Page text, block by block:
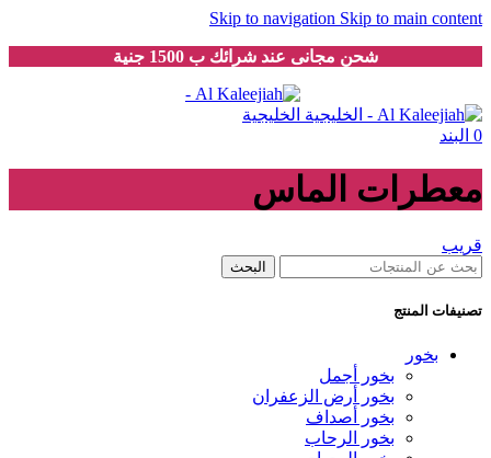
Skip to navigation Skip to main content
شحن مجانى عند شرائك ب 1500 جنية
0 البند
معطرات الماس
قريب
البحث
تصنيفات المنتج
بخور
بخور أجمل
بخور أرض الزعفران
بخور أصداف
بخور الرحاب